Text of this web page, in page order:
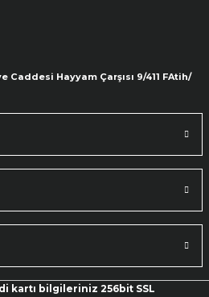
Hayyam Çarşısı 9/411 FAtih/
kartı bilgileriniz 256bit SSL